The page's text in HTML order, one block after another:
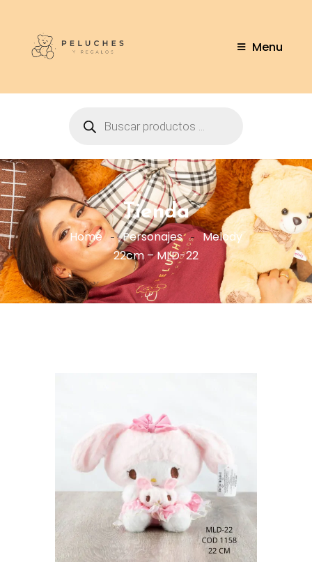
Menu
Tienda
Home Personajes
Melody
22cm – MLD-22